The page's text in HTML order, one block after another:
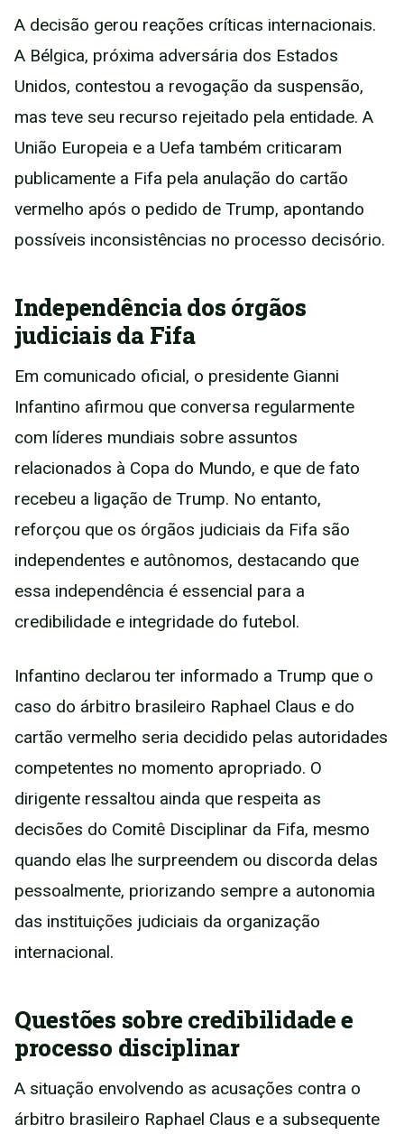
A decisão gerou reações críticas internacionais.
A Bélgica, próxima adversária dos Estados
Unidos, contestou a revogação da suspensão,
mas teve seu recurso rejeitado pela entidade. A
União Europeia e a Uefa também criticaram
publicamente a Fifa pela anulação do cartão
vermelho após o pedido de Trump, apontando
possíveis inconsistências no processo decisório.
Independência dos órgãos
judiciais da Fifa
Em comunicado oficial, o presidente Gianni
Infantino afirmou que conversa regularmente
com líderes mundiais sobre assuntos
relacionados à Copa do Mundo, e que de fato
recebeu a ligação de Trump. No entanto,
reforçou que os órgãos judiciais da Fifa são
independentes e autônomos, destacando que
essa independência é essencial para a
credibilidade e integridade do futebol.
Infantino declarou ter informado a Trump que o
caso do árbitro brasileiro Raphael Claus e do
cartão vermelho seria decidido pelas autoridades
competentes no momento apropriado. O
dirigente ressaltou ainda que respeita as
decisões do Comitê Disciplinar da Fifa, mesmo
quando elas lhe surpreendem ou discorda delas
pessoalmente, priorizando sempre a autonomia
das instituições judiciais da organização
internacional.
Questões sobre credibilidade e
processo disciplinar
A situação envolvendo as acusações contra o
árbitro brasileiro Raphael Claus e a subsequente